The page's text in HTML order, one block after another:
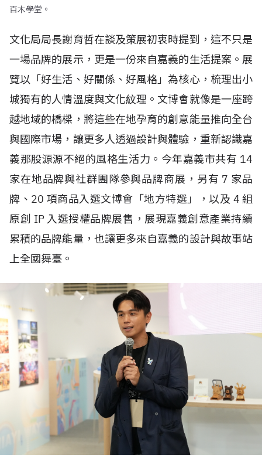
百木學堂。
文化局局長謝育哲在談及策展初衷時提到，這不只是
一場品牌的展示，更是一份來自嘉義的生活提案。展
覽以「好生活、好關係、好風格」為核心，梳理出小
城獨有的人情溫度與文化紋理。文博會就像是一座跨
越地域的橋樑，將這些在地孕育的創意能量推向全台
與國際市場，讓更多人透過設計與體驗，重新認識嘉
義那股源源不絕的風格生活力。今年嘉義市共有 14
家在地品牌與社群團隊參與品牌商展，另有 7 家品
牌、 20 項商品入選文博會「地方特選」，以及 4 組
原創 IP 入選授權品牌展售，展現嘉義創意產業持續
累積的品牌能量，也讓更多來自嘉義的設計與故事站
上全國舞臺。